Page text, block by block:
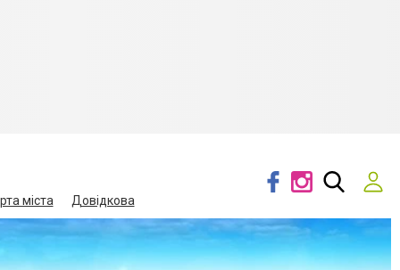
міста Довідкова